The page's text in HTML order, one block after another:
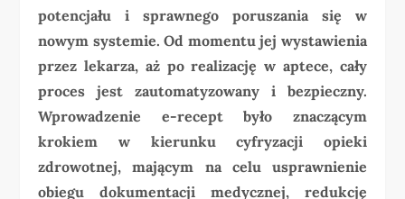
potencjału i sprawnego poruszania się w
nowym systemie. Od momentu jej wystawienia
przez lekarza, aż po realizację w aptece, cały
proces jest zautomatyzowany i bezpieczny.
Wprowadzenie e-recept było znaczącym
krokiem w kierunku cyfryzacji opieki
zdrowotnej, mającym na celu usprawnienie
obiegu dokumentacji medycznej, redukcję